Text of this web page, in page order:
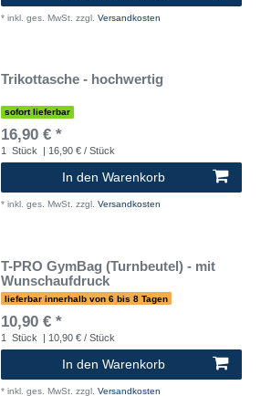
* inkl. ges. MwSt. zzgl. Versandkosten
Trikottasche - hochwertig
sofort lieferbar
16,90 € *
1 Stück | 16,90 € / Stück
In den Warenkorb
* inkl. ges. MwSt. zzgl. Versandkosten
T-PRO GymBag (Turnbeutel) - mit
Wunschaufdruck
lieferbar innerhalb von 6 bis 8 Tagen
10,90 € *
1 Stück | 10,90 € / Stück
In den Warenkorb
* inkl. ges. MwSt. zzgl. Versandkosten